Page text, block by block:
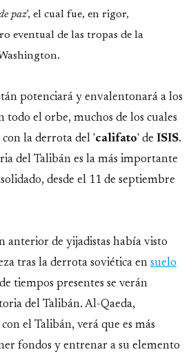
paz', el cual fue, en rigor,
eventual de las tropas de la
potenciará y envalentonará a los
todo el orbe, muchos de los cuales
con la derrota del 'califato' de ISIS.
del Talibán es la más importante
desde el 11 de septiembre
anterior de yijadistas había visto
tras la derrota soviética en suelo
tiempos presentes se verán
del Talibán. Al-Qaeda,
el Talibán, verá que es más
fondos y entrenar a su elemento